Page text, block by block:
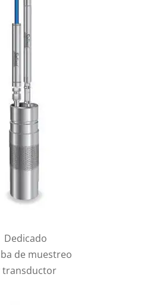
Dedicado
de muestreo
transductor